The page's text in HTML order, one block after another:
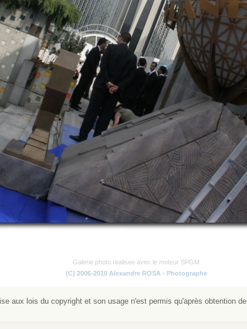
Galerie photo realisee avec le moteur SPGM
(C) 2006-2010 Alexandre ROSA - Photographe
aux lois du copyright et son usage n'est permis qu'après obtention de